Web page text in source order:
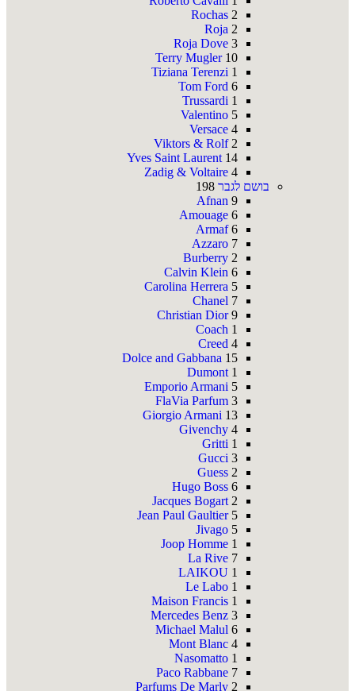
Rochas 2
Roja 2
Roja Dove 3
Terry Mugler 10
Tiziana Terenzi 1
Tom Ford 6
Trussardi 1
Valentino 5
Versace 4
Viktors & Rolf 2
Yves Saint Laurent 14
Zadig & Voltaire 4
בושם לגבר 198
Afnan 9
Amouage 6
Armaf 6
Azzaro 7
Burberry 2
Calvin Klein 6
Carolina Herrera 5
Chanel 7
Christian Dior 9
Coach 1
Creed 4
Dolce and Gabbana 15
Dumont 1
Emporio Armani 5
FlaVia Parfum 3
Giorgio Armani 13
Givenchy 4
Gritti 1
Gucci 3
Guess 2
Hugo Boss 6
Jacques Bogart 2
Jean Paul Gaultier 5
Jivago 5
Joop Homme 1
La Rive 7
LAIKOU 1
Le Labo 1
Maison Francis 1
Mercedes Benz 3
Michael Malul 6
Mont Blanc 4
Nasomatto 1
Paco Rabbane 7
Parfums De Marly 2